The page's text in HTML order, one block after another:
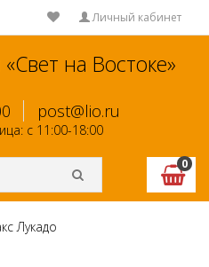
Личный кабинет
на Востоке»
post@lio.ru
с 11:00-18:00
0
Лукадо